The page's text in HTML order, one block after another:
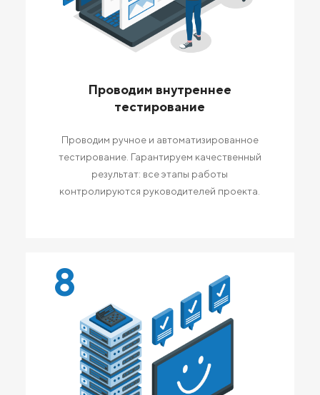
Проводим внутреннее
тестирование
Проводим ручное и автоматизированное
тестирование. Гарантируем качественный
результат: все этапы работы
контролируются руководителей проекта.
8